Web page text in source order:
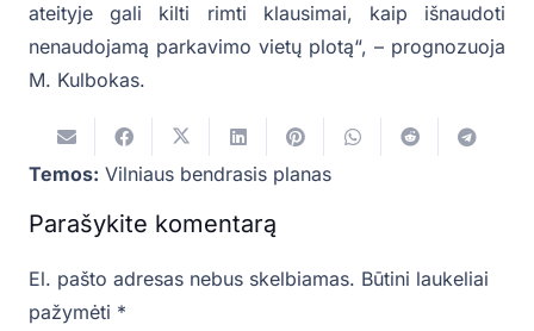
ateityje gali kilti rimti klausimai, kaip išnaudoti
nenaudojamą parkavimo vietų plotą“, – prognozuoja
M. Kulbokas.
Temos: Vilniaus bendrasis planas
Parašykite komentarą
El. pašto adresas nebus skelbiamas. Būtini laukeliai
pažymėti *